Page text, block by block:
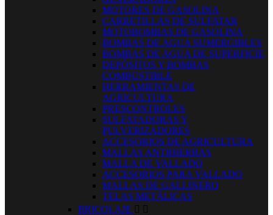
MOTORES DE GASOLINA
CARRETILLAS DE SULFATAR
MOTOBOMBAS DE GASOLINA
BOMBAS DE AGUA SUMERGIBLES
BOMBAS DE AGUA DE SUPERFICIE
DEPÓSITOS Y BOMBAS
COMBUSTIBLE
HERRAMIENTAS DE
AGRICULTURA
PRESCONTROLES
SULFATADORAS Y
PULVERIZADORES
ACCESORIOS DE AGRICULTURA
MALLAS ANTIHIERBAS
MALLA DE VALLADO
ACCESORIOS PARA VALLADO
MALLAS DE GALLINERO
TELAS METÁLICAS
BRICOLAJE  